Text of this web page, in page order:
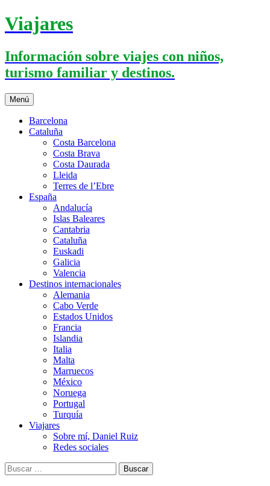
Saltar
al
Viajares
Información sobre viajes con niños,
turismo familiar y destinos.
Menú
Barcelona
Cataluña
Costa Barcelona
Costa Brava
Costa Daurada
Lleida
Terres de l’Ebre
España
Andalucía
Islas Baleares
Cantabria
Cataluña
Euskadi
Galicia
Valencia
Destinos internacionales
Alemania
Cabo Verde
Estados Unidos
Francia
Islandia
Italia
Malta
Marruecos
México
Noruega
Portugal
Turquía
Viajares
Sobre mí, Daniel Ruiz
Redes sociales
Buscar: